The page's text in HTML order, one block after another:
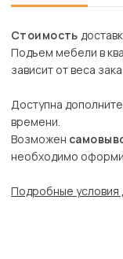
Стоимость
Подъем мебели в
зависит от веса
Доступна
времени.
Возможен
необходимо
Подробные условия